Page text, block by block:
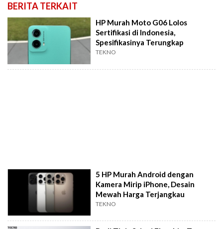
BERITA TERKAIT
HP Murah Moto G06 Lolos
Sertifikasi di Indonesia,
Spesifikasinya Terungkap
TEKNO
5 HP Murah Android dengan
Kamera Mirip iPhone, Desain
Mewah Harga Terjangkau
TEKNO